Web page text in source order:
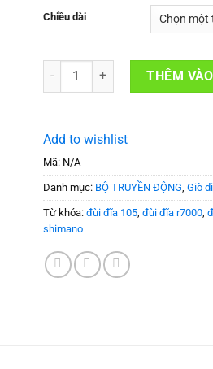
Chiều dài
Giò dĩa xe đạp SHIMANO 105
THÊM
Add to wishlist
Mã: N/A
Danh mục: BỘ TRUYỀN ĐỘNG Giò
Từ khóa: đùi đĩa 105 đùi đĩa r7000
shimano